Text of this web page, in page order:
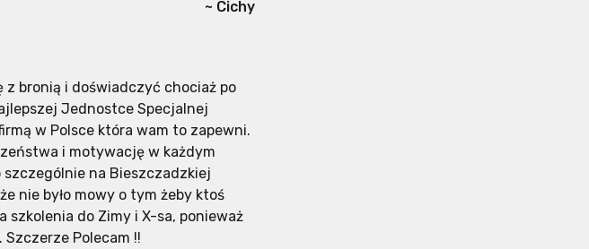
~ Cichy
bronią i doświadczyć chociaż po
Jednostce Specjalnej
w Polsce która wam to zapewni.
i motywację w każdym
szczególnie na Bieszczadzkiej
nie było mowy o tym żeby ktoś
szkolenia do Zimy i X-sa, ponieważ
Polecam !!